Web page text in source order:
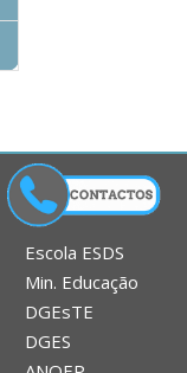
Escola ESDS
Min. Educação
DGEsTE
DGES